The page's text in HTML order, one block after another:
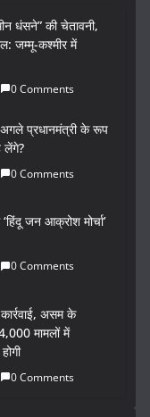
धंसने” की चेतावनी,
जम्मू-कश्मीर में
0 Comments
अगले प्रधानमंत्री के रूप
लेंगे?
0 Comments
जन आक्रोश मोर्चा’
0 Comments
असम के
मामलों में
0 Comments